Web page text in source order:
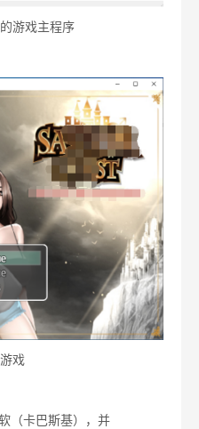
游戏主程序
戏
（卡巴斯基），并